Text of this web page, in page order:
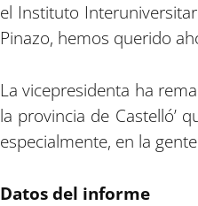
el Instituto
Pinazo, hemos querido
La vicepresidenta ha
la provincia de Castelló’
especialmente, en la
Datos del informe